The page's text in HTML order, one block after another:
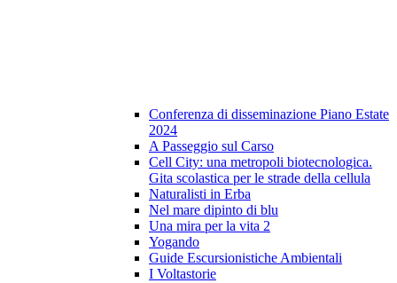
Conferenza di disseminazione Piano Estate
2024
A Passeggio sul Carso
Cell City: una metropoli biotecnologica.
Gita scolastica per le strade della cellula
Naturalisti in Erba
Nel mare dipinto di blu
Una mira per la vita 2
Yogando
Guide Escursionistiche Ambientali
I Voltastorie